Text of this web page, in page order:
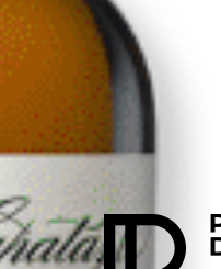
Desarrollado Advanze